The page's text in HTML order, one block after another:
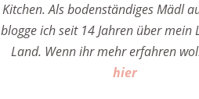
Kitchen. Als bodenständiges Mädl
blogge ich seit 14 Jahren über mein
Land. Wenn ihr mehr erfahren
hier